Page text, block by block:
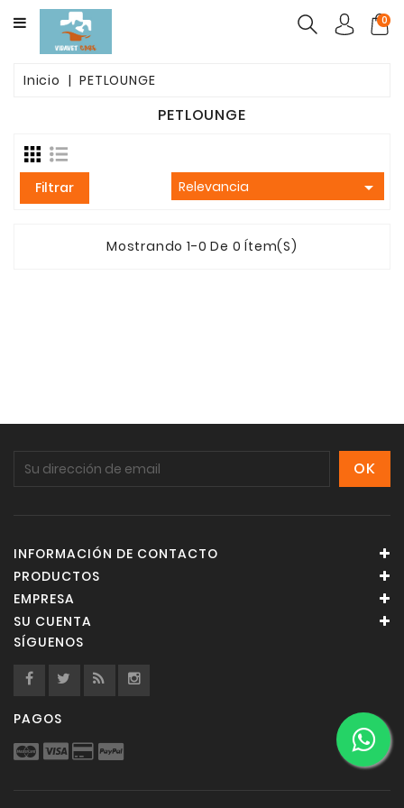
CATEGORY
MASCOTAS
PACK
BELLEZA
OPETARORIO
0
Inicio PETLOUNGE
PETLOUNGE
Filtrar Relevancia 
Mostrando 1-0 De 0 Ítem(s)
INFORMACIÓN DE CONTACTO
PRODUCTOS
EMPRESA
SU CUENTA
SÍGUENOS
PAGOS